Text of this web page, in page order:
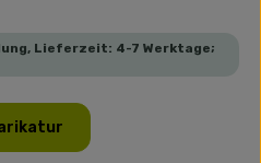
Lieferzeit: 4-7 Werktage;